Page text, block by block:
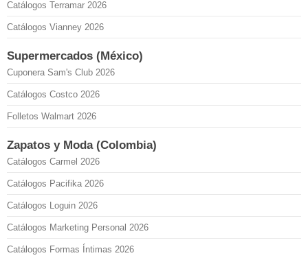
Catálogos Terramar 2026
Catálogos Vianney 2026
Supermercados (México)
Cuponera Sam's Club 2026
Catálogos Costco 2026
Folletos Walmart 2026
Zapatos y Moda (Colombia)
Catálogos Carmel 2026
Catálogos Pacifika 2026
Catálogos Loguin 2026
Catálogos Marketing Personal 2026
Catálogos Formas Íntimas 2026